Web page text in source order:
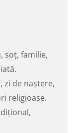
soț, familie,
zi de naștere,
religioase.